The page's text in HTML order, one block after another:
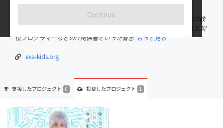
Continue
出身国：未設定
EXA KIDS実行委員会は福岡で子供たちへのプログラミング教育やICT教
育を行う教室や、学校教育や学習塾や子育てなどの教育関係者、また現
役プログラマーなどのIT関係者といった有志 もっと見る
exa-kids.org
支援したプロジェクト 0 投稿したプロジェクト 1